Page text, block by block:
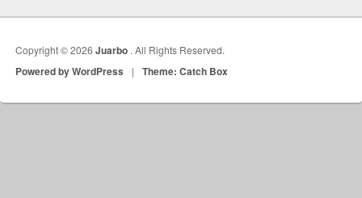
Copyright © 2026Juarbo . All Rights Reserved.
Powered by WordPress | Theme: Catch Box